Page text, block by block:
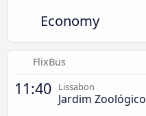
Economy
FlixBus
11:40 Lissabon
Jardim Zoológico